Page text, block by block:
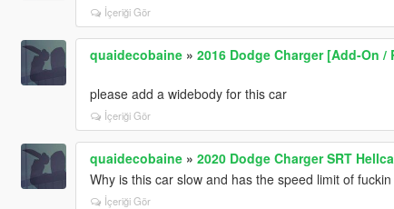
İçeriği Gör
quaidecobaine» 2016 Dodge Charger [Add-On /
please add a widebody for this car
İçeriği Gör
quaidecobaine» 2020 Dodge Charger SRT
Why is this car slow and has the speed limit of
İçeriği Gör